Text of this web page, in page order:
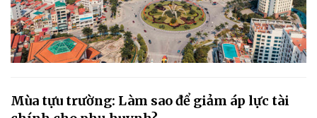
Mùa tựu trường: Làm sao để giảm áp lực tài